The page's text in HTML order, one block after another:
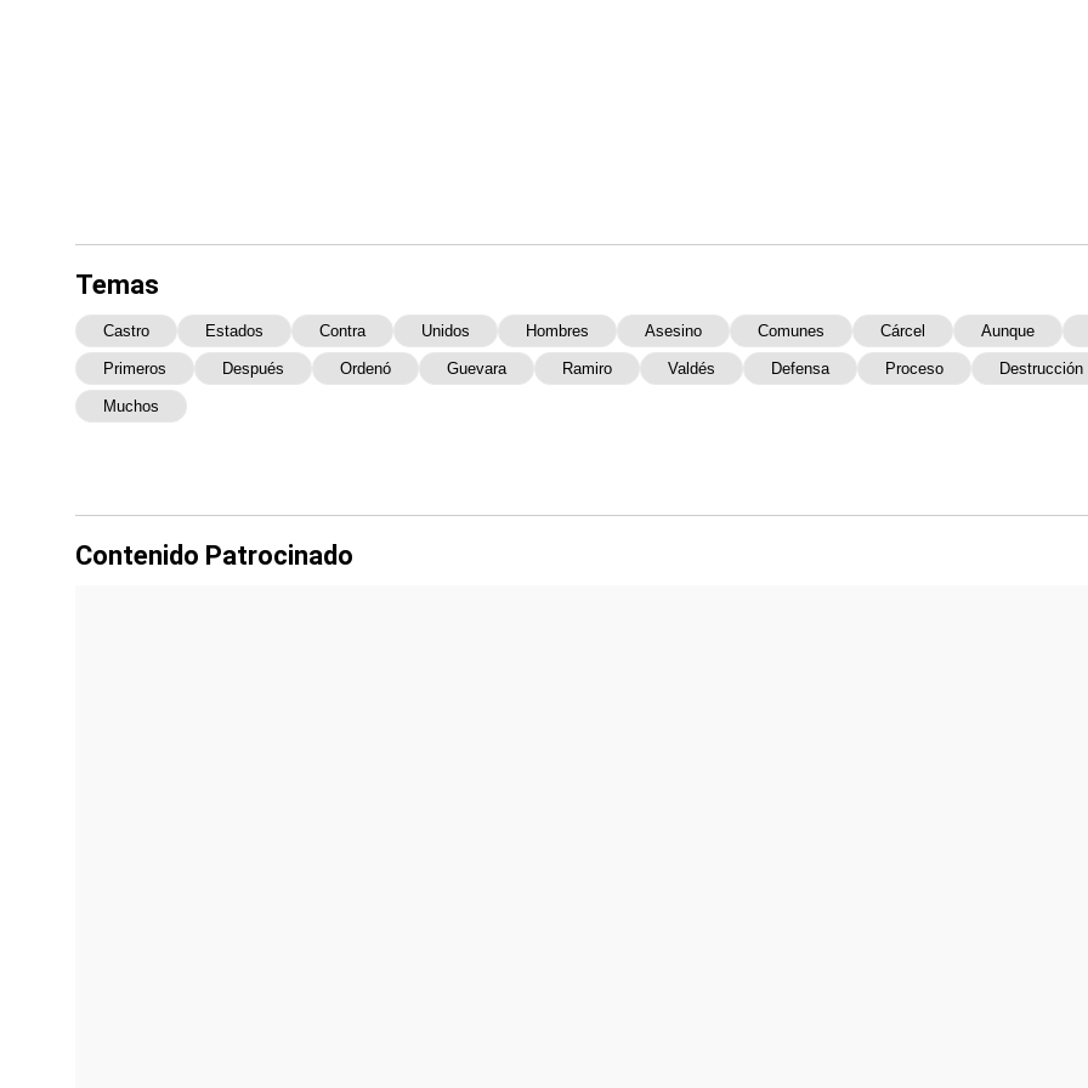
Temas
Castro Estados Contra Unidos Hombres Asesino Comunes Cárcel Aunque
Primeros Después Ordenó Guevara Ramiro Valdés Defensa Proceso Destrucción
Muchos
Contenido Patrocinado